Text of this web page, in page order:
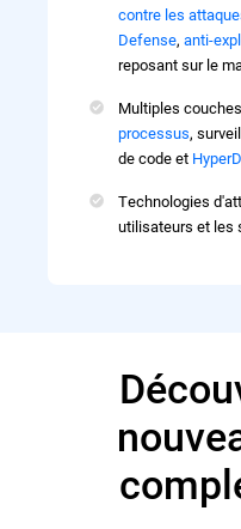
contre les
Defense, anti-
reposant sur le
Multiples
processus,
de code et
Technologies
utilisateurs et les